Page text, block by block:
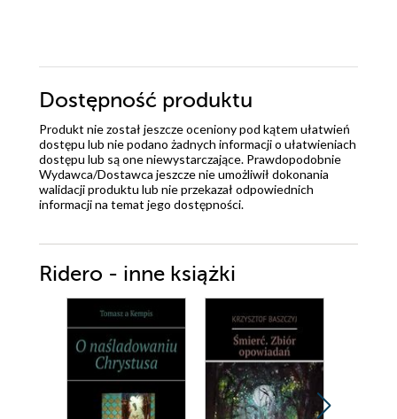
Dostępność produktu
Produkt nie został jeszcze oceniony pod kątem ułatwień
dostępu lub nie podano żadnych informacji o ułatwieniach
dostępu lub są one niewystarczające. Prawdopodobnie
Wydawca/Dostawca jeszcze nie umożliwił dokonania
walidacji produktu lub nie przekazał odpowiednich
informacji na temat jego dostępności.
Ridero - inne książki